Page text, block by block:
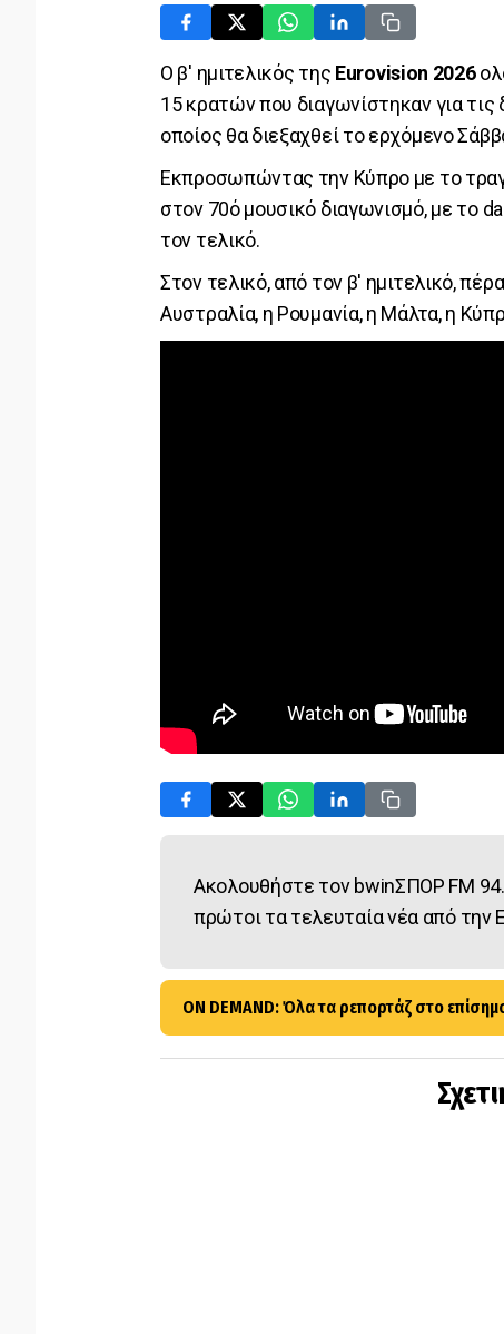
O β' ημιτελικός της Eurovision 2026
15 κρατών που διαγωνίστηκαν για
οποίος θα διεξαχθεί το ερχόμενο
Εκπροσωπώντας την Κύπρο με το
στον 70ό μουσικό διαγωνισμό, με το
τον τελικό.
Στον τελικό, από τον β' ημιτελικό,
Αυστραλία, η Ρουμανία, η Μάλτα, η
Ακολουθήστε τον bwinΣΠΟΡ FM
πρώτοι τα τελευταία νέα από την
ON DEMAND: Όλα τα ρεπορτάζ στο